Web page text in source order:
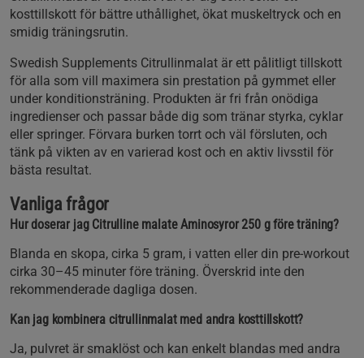
kosttillskott för bättre uthållighet, ökat muskeltryck och en
smidig träningsrutin.
Swedish Supplements Citrullinmalat är ett pålitligt tillskott
för alla som vill maximera sin prestation på gymmet eller
under konditionsträning. Produkten är fri från onödiga
ingredienser och passar både dig som tränar styrka, cyklar
eller springer. Förvara burken torrt och väl försluten, och
tänk på vikten av en varierad kost och en aktiv livsstil för
bästa resultat.
Vanliga frågor
Hur doserar jag Citrulline malate Aminosyror 250 g före träning?
Blanda en skopa, cirka 5 gram, i vatten eller din pre-workout
cirka 30–45 minuter före träning. Överskrid inte den
rekommenderade dagliga dosen.
Kan jag kombinera citrullinmalat med andra kosttillskott?
Ja, pulvret är smaklöst och kan enkelt blandas med andra